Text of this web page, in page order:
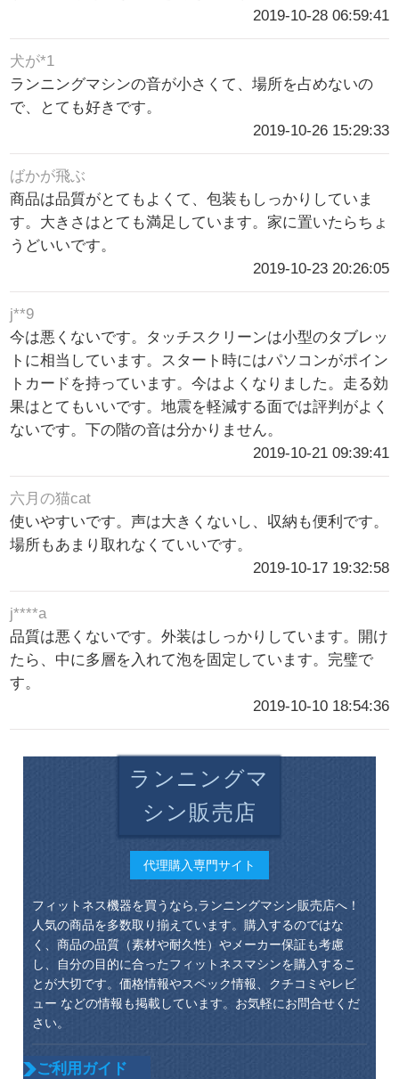
2019-10-28 06:59:41
犬が*1
ランニングマシンの音が小さくて、場所を占めないの
で、とても好きです。
2019-10-26 15:29:33
ばかが飛ぶ
商品は品質がとてもよくて、包装もしっかりしていま
す。大きさはとても満足しています。家に置いたらちょ
うどいいです。
2019-10-23 20:26:05
j**9
今は悪くないです。タッチスクリーンは小型のタブレッ
トに相当しています。スタート時にはパソコンがポイン
トカードを持っています。今はよくなりました。走る効
果はとてもいいです。地震を軽減する面では評判がよく
ないです。下の階の音は分かりません。
2019-10-21 09:39:41
六月の猫cat
使いやすいです。声は大きくないし、収納も便利です。
場所もあまり取れなくていいです。
2019-10-17 19:32:58
j****a
品質は悪くないです。外装はしっかりしています。開け
たら、中に多層を入れて泡を固定しています。完璧で
す。
2019-10-10 18:54:36
ランニングマ
シン販売店
代理購入専門サイト
フィットネス機器を買うなら,ランニングマシン販売店へ！
人気の商品を多数取り揃えています。購入するのではな
く、商品の品質（素材や耐久性）やメーカー保証も考慮
し、自分の目的に合ったフィットネスマシンを購入するこ
とが大切です。価格情報やスペック情報、クチコミやレビ
ュー などの情報も掲載しています。お気軽にお問合せくだ
さい。
ご利用ガイド